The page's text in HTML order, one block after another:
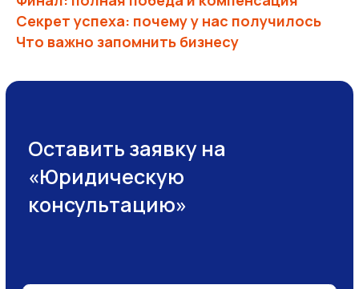
Секрет успеха: почему у нас получилось
Что важно запомнить бизнесу